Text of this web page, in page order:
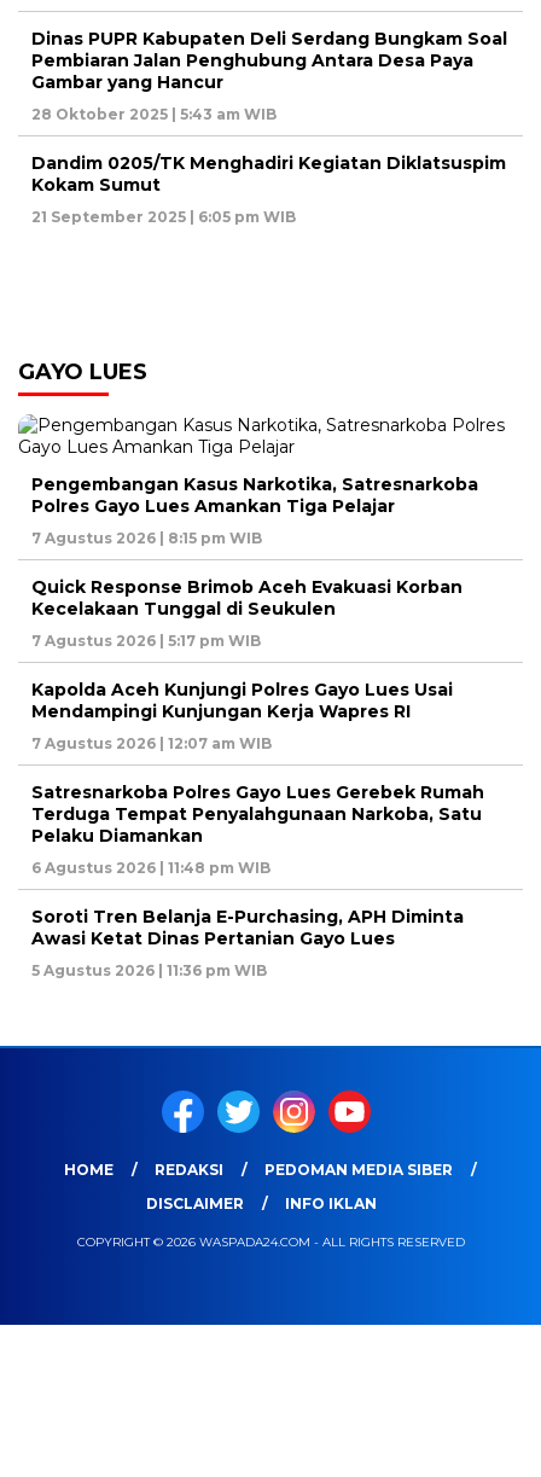
Dinas PUPR Kabupaten Deli Serdang Bungkam Soal
Pembiaran Jalan Penghubung Antara Desa Paya
Gambar yang Hancur
28 Oktober 2025 | 5:43 am WIB
Dandim 0205/TK Menghadiri Kegiatan Diklatsuspim
Kokam Sumut
21 September 2025 | 6:05 pm WIB
GAYO LUES
Pengembangan Kasus Narkotika, Satresnarkoba
Polres Gayo Lues Amankan Tiga Pelajar
7 Agustus 2026 | 8:15 pm WIB
Quick Response Brimob Aceh Evakuasi Korban
Kecelakaan Tunggal di Seukulen
7 Agustus 2026 | 5:17 pm WIB
Kapolda Aceh Kunjungi Polres Gayo Lues Usai
Mendampingi Kunjungan Kerja Wapres RI
7 Agustus 2026 | 12:07 am WIB
Satresnarkoba Polres Gayo Lues Gerebek Rumah
Terduga Tempat Penyalahgunaan Narkoba, Satu
Pelaku Diamankan
6 Agustus 2026 | 11:48 pm WIB
Soroti Tren Belanja E-Purchasing, APH Diminta
Awasi Ketat Dinas Pertanian Gayo Lues
5 Agustus 2026 | 11:36 pm WIB
HOME REDAKSI
PEDOMAN MEDIA SIBER
DISCLAIMER
INFO IKLAN
COPYRIGHT © 2026 WASPADA24.COM - ALL RIGHTS RESERVED